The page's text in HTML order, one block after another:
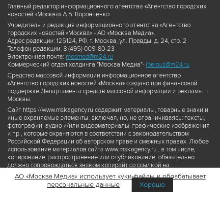
Главный редактор информационного агентства «Агентство городских
новостей «Москва» А.Б. Воронченко.
Учредитель и редакция информационного агентства «Агентство
городских новостей «Москва» - АО «Москва Медиа».
Адрес редакции: 125124, РФ, г. Москва, ул. Правды, д. 24, стр. 2
Телефон редакции: 8 (495) 009-80-23
Электронная почта: mosmed@m24.ru
Коммерческий отдел холдинга "Москва Медиа"- ibelous@m24.ru
Средство массовой информации информационное агентство
«Агентство городских новостей «Москва» создано при финансовой
поддержке Департамента средств массовой информации и рекламы г.
Москвы.
Сайт https://www.mskagency.ru содержит материалы, товарные знаки и
иные охраняемые элементы, включая, но, не ограничиваясь: тексты,
фотографии, аудио и/или видеоматериалы, графические изображения
и пр., которые охраняются в соответствии с законодательством
Российской Федерации об авторском праве и смежных правах. Любое
использование материалов сайта www.mskagency.ru , в том числе,
копирование, распространение или опубликование, обязательно
должно сопровождаться знаком копирайт со ссылкой на
правообладателя © АО «Москва Медиа», а также гиперссылкой на сайт
www.mskagency.ru как на первоисточник информации. Переработка
материалов сайта www.mskagency.ru не допускается.
АО «Москва Медиа» использует куки-файлы и обрабатывает
персональные данные
Хорошо